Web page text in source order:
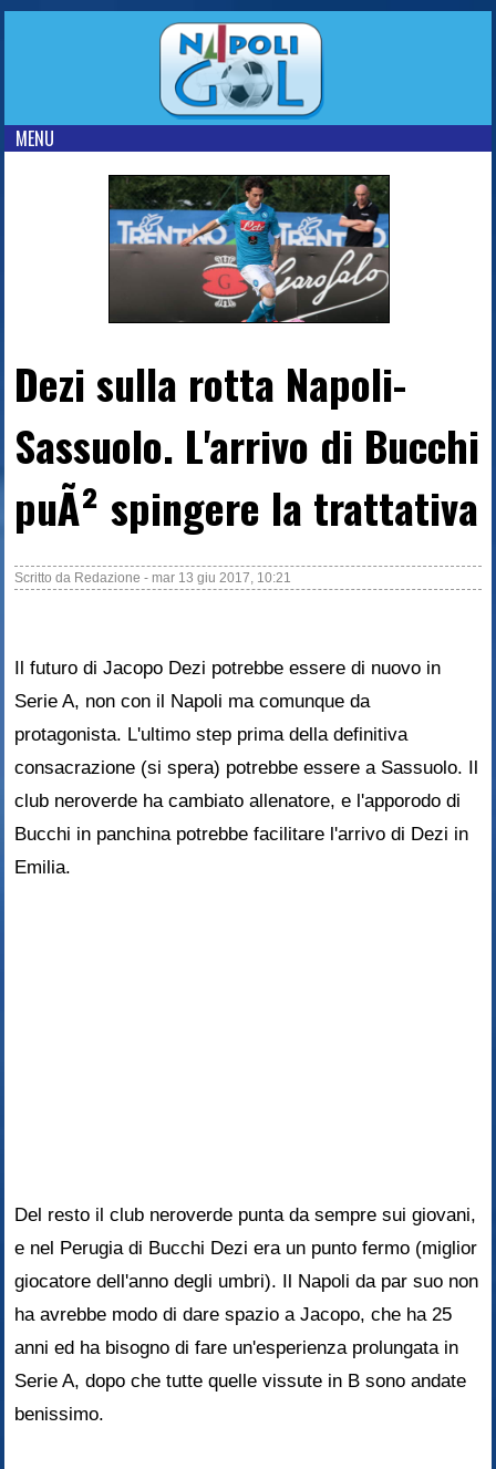
MENU
Dezi sulla rotta Napoli-
Sassuolo. L'arrivo di Bucchi
puÃ² spingere la trattativa
Scritto da Redazione - mar 13 giu 2017, 10:21
Il futuro di Jacopo Dezi potrebbe essere di nuovo in
Serie A, non con il Napoli ma comunque da
protagonista. L'ultimo step prima della definitiva
consacrazione (si spera) potrebbe essere a Sassuolo. Il
club neroverde ha cambiato allenatore, e l'apporodo di
Bucchi in panchina potrebbe facilitare l'arrivo di Dezi in
Emilia.
Del resto il club neroverde punta da sempre sui giovani,
e nel Perugia di Bucchi Dezi era un punto fermo (miglior
giocatore dell'anno degli umbri). Il Napoli da par suo non
ha avrebbe modo di dare spazio a Jacopo, che ha 25
anni ed ha bisogno di fare un'esperienza prolungata in
Serie A, dopo che tutte quelle vissute in B sono andate
benissimo.